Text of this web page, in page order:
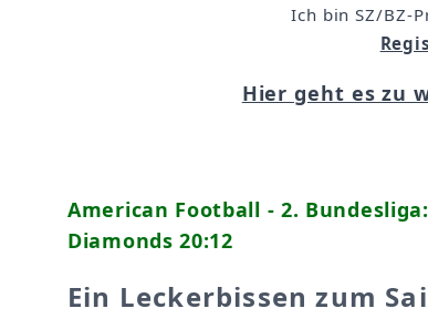
American Football - 2.
Diamonds 20:12
Ein Leckerbissen zum
Ich bin SZ/BZ-
Hier geht es zu